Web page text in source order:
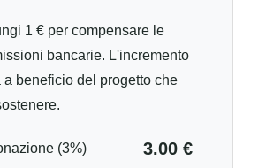
1 € per compensare le
bancarie. L'incremento
a beneficio del progetto che
(3%) 3.00 €